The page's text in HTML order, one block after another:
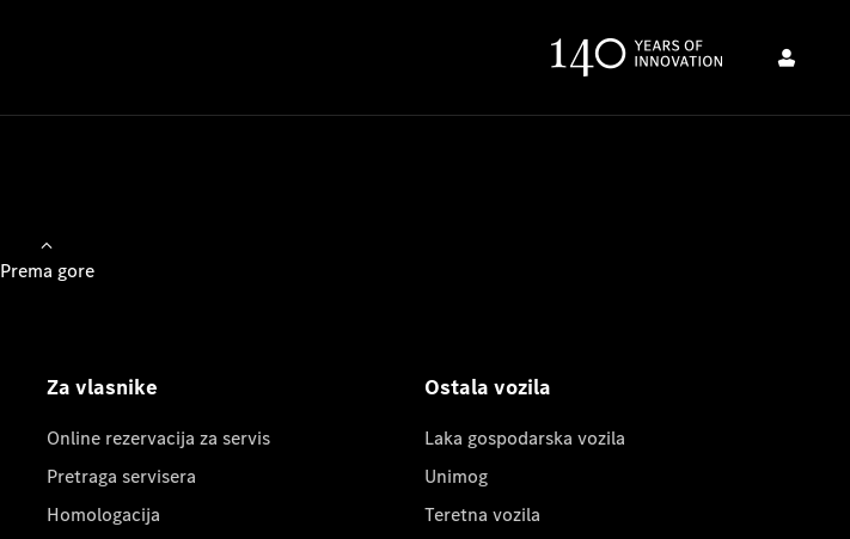
Prema gore
Za vlasnike
Online rezervacija za servis
Pretraga servisera
Homologacija
Ostala vozila
Laka gospodarska vozila
Unimog
Teretna vozila